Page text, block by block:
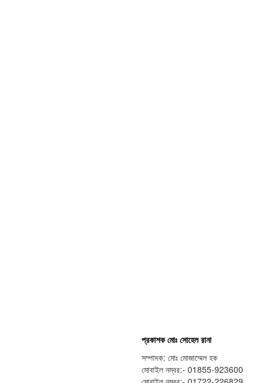
প্রকাশক মোঃ সোহেল রানা
সম্পাদক: মোঃ মোজাম্মেল হক
মোবাইল নম্বর:- 01855-923600